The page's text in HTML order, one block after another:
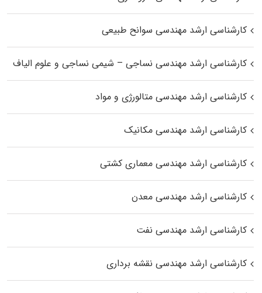
کارشناسی ارشد مهندسی سوانح طبیعی
کارشناسی ارشد مهندسی نساجی – شیمی نساجی و علوم الیاف
کارشناسی ارشد مهندسی متالورژی و مواد
کارشناسی ارشد مهندسی مکانیک
کارشناسی ارشد مهندسی معماری کشتی
کارشناسی ارشد مهندسی معدن
کارشناسی ارشد مهندسی نفت
کارشناسی ارشد مهندسی نقشه برداری